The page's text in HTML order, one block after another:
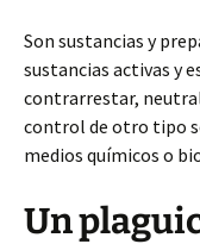
Son sustancias y
sustancias activas y
contrarrestar,
control de otro tipo
medios químicos o
Un